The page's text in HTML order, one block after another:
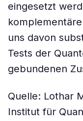
eingesetzt
uns davon
Tests der
gebundenen
Quelle: Lothar
Institut für